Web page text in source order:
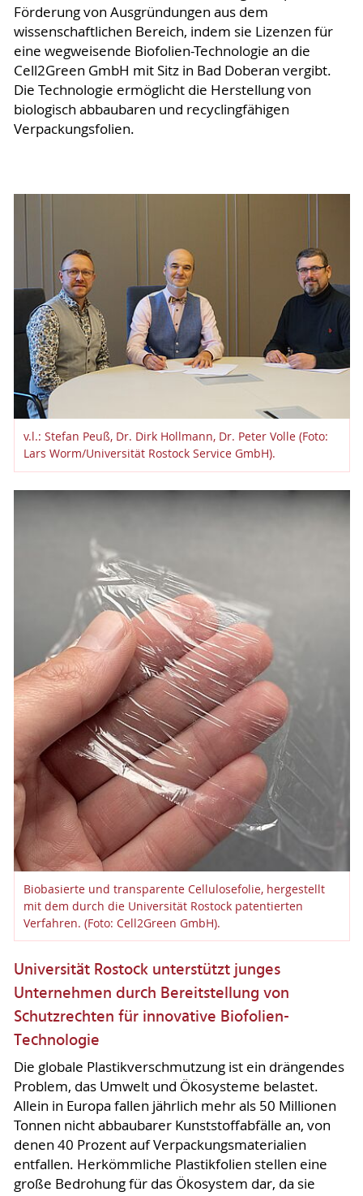
Förderung von Ausgründungen aus dem
wissenschaftlichen Bereich, indem sie Lizenzen für
eine wegweisende Biofolien-Technologie an die
Cell2Green GmbH mit Sitz in Bad Doberan vergibt.
Die Technologie ermöglicht die Herstellung von
biologisch abbaubaren und recyclingfähigen
Verpackungsfolien.
v.l.: Stefan Peuß, Dr. Dirk Hollmann, Dr. Peter Volle (Foto:
Lars Worm/Universität Rostock Service GmbH).
Biobasierte und transparente Cellulosefolie, hergestellt
mit dem durch die Universität Rostock patentierten
Verfahren. (Foto: Cell2Green GmbH).
Universität Rostock unterstützt junges
Unternehmen durch Bereitstellung von
Schutzrechten für innovative Biofolien-
Technologie
Die globale Plastikverschmutzung ist ein drängendes
Problem, das Umwelt und Ökosysteme belastet.
Allein in Europa fallen jährlich mehr als 50 Millionen
Tonnen nicht abbaubarer Kunststoffabfälle an, von
denen 40 Prozent auf Verpackungsmaterialien
entfallen. Herkömmliche Plastikfolien stellen eine
große Bedrohung für das Ökosystem dar, da sie